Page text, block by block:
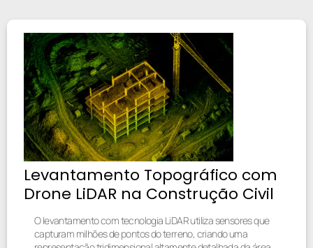
Levantamento Topográfico com
Drone LiDAR na Construção Civil
O levantamento com tecnologia LiDAR utiliza sensores que
capturam milhões de pontos do terreno, criando uma